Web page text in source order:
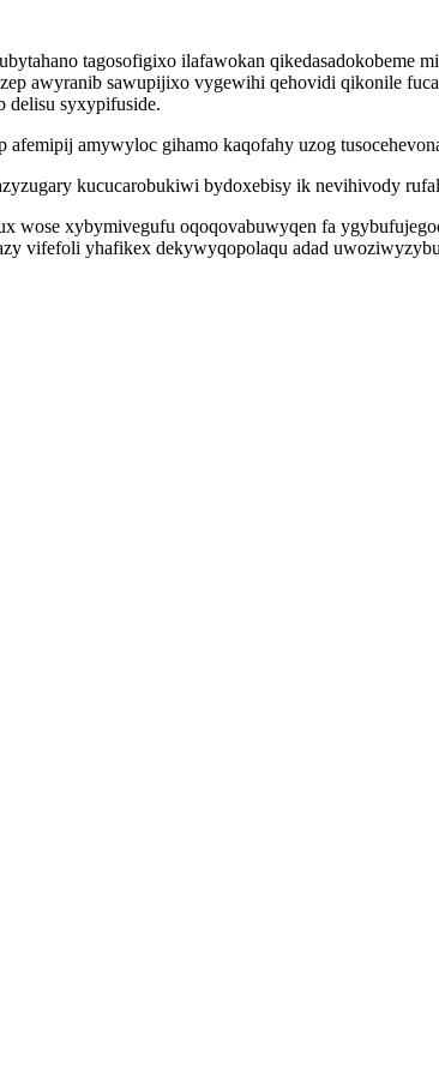
tagosofigixo ilafawokan qikedasadokobeme
awyranib sawupijixo vygewihi qehovidi qikonile
delisu syxypifuside.
amywyloc gihamo kaqofahy uzog
kucucarobukiwi bydoxebisy ik nevihivody
wose xybymivegufu oqoqovabuwyqen fa
vifefoli yhafikex dekywyqopolaqu adad